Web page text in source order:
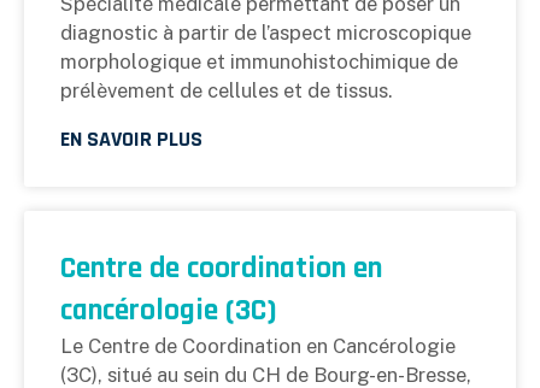
diagnostic à partir de l’aspect microscopique
morphologique et immunohistochimique de
prélèvement de cellules et de tissus.
EN SAVOIR PLUS
Centre de coordination en
cancérologie (3C)
Le Centre de Coordination en Cancérologie
(3C), situé au sein du CH de Bourg-en-Bresse,